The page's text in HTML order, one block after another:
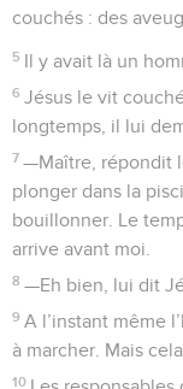
couchés : des
5 Il y avait là un
6 Jésus le vit
longtemps, il lui
7 —Maître, répondit
plonger dans la
bouillonner. Le
arrive avant moi.
8 —Eh bien, lui dit
9 A l’instant même
à marcher. Mais
10